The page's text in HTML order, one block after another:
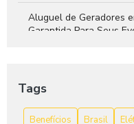
Aluguel de Geradores
Garantida Para Seus
Avr Gerador: Aumente
avr gerador: O que
Tags
Benefícios Brasil